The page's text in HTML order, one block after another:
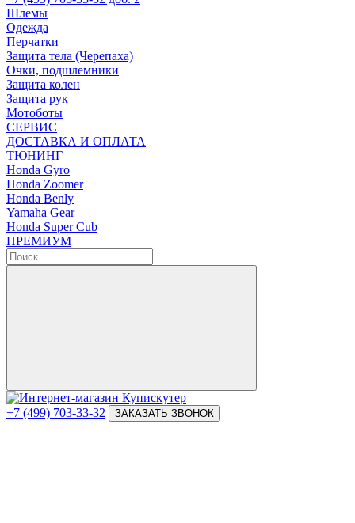
Шлемы
Одежда
Перчатки
Защита тела (Черепаха)
Очки, подшлемники
Защита колен
Защита рук
Мотоботы
СЕРВИС
ДОСТАВКА И ОПЛАТА
ТЮНИНГ
Honda Gyro
Honda Zoomer
Honda Benly
Yamaha Gear
Honda Super Cub
ПРЕМИУМ
+7 (499) 703-33-32 ЗАКАЗАТЬ ЗВОНОК